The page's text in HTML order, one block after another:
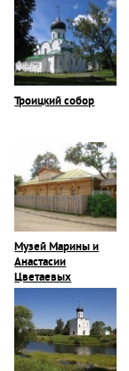
Троицкий собор
Музей Марины и
Анастасии
Цветаевых